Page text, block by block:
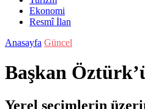
Ekonomi
Resmî İlan
Anasayfa Güncel
Başkan
Yerel seçimlerin